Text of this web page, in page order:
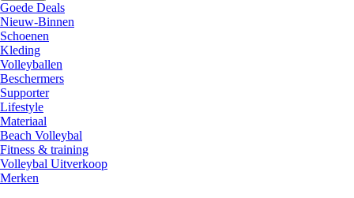
Goede Deals
Nieuw-Binnen
Schoenen
Kleding
Volleyballen
Beschermers
Supporter
Lifestyle
Materiaal
Beach Volleybal
Fitness & training
Volleybal Uitverkoop
Merken